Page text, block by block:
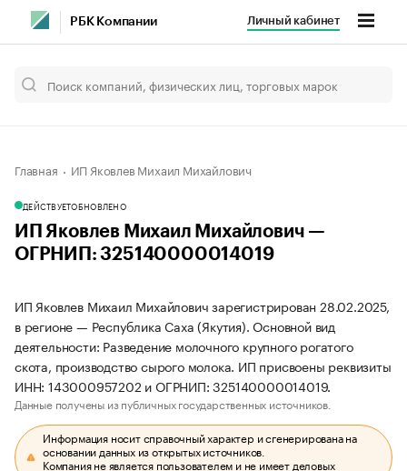
РБК Компании Личный кабинет
Главная ИП Яковлев Михаил Михайлович
ДЕЙСТВУЕТОБНОВЛЕНО
ИП Яковлев Михаил Михайлович —
ОГРНИП: 325140000014019
ИП Яковлев Михаил Михайлович зарегистрирован 28.02.2025,
в регионе — Республика Саха (Якутия). Основной вид
деятельности: Разведение молочного крупного рогатого
скота, производство сырого молока. ИП присвоены реквизиты
ИНН: 143000957202 и ОГРНИП: 325140000014019.
Данные получены из публичных государственных источников.
Информация носит справочный характер и сгенерирована на
основании данных из открытых источников.
Компания не является пользователем и не имеет деловых